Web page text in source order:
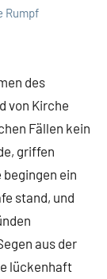
Rumpf
des
von Kirche
Fällen kein
griffen
ein
stand, und
aus der
lückenhaft